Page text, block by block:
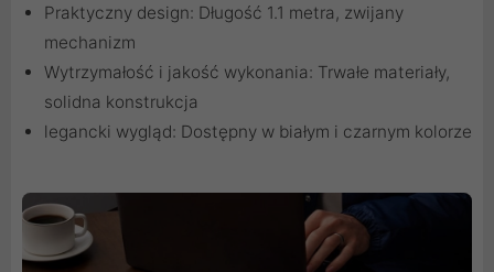
Praktyczny design: Długość 1.1 metra, zwijany
mechanizm
Wytrzymałość i jakość wykonania: Trwałe materiały,
solidna konstrukcja
legancki wygląd: Dostępny w białym i czarnym kolorze